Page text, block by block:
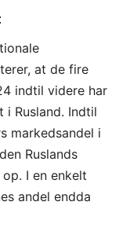
at de fire
indtil videre har
i Rusland. Indtil
markedsandel i
Ruslands
I en enkelt
andel endda